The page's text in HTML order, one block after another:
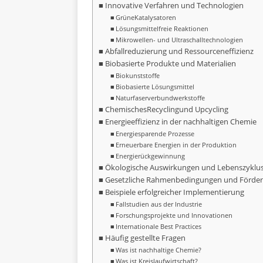
Innovative Verfahren und Technologien
GrüneKatalysatoren
Lösungsmittelfreie Reaktionen
Mikrowellen- und Ultraschalltechnologien
Abfallreduzierung und Ressourceneffizienz
Biobasierte Produkte und Materialien
Biokunststoffe
Biobasierte Lösungsmittel
Naturfaserverbundwerkstoffe
ChemischesRecyclingund Upcycling
Energieeffizienz in der nachhaltigen Chemie
Energiesparende Prozesse
Erneuerbare Energien in der Produktion
Energierückgewinnung
Ökologische Auswirkungen und
Gesetzliche Rahmenbedingungen und
Beispiele erfolgreicher Implementierung
Fallstudien aus der Industrie
Forschungsprojekte und Innovationen
Internationale Best Practices
Häufig gestellte Fragen
Was ist nachhaltige Chemie?
Was ist Kreislaufwirtschaft?